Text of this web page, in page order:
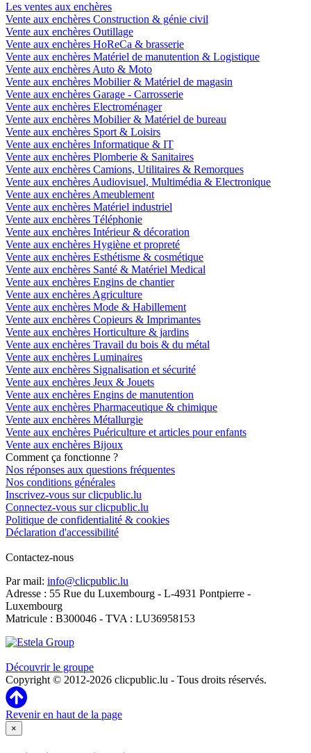
Les ventes aux enchères
Vente aux enchères Construction & génie civil
Vente aux enchères Outillage
Vente aux enchères HoReCa & brasserie
Vente aux enchères Matériel de manutention & Logistique
Vente aux enchères Auto & Moto
Vente aux enchères Mobilier & Matériel de magasin
Vente aux enchères Garage - Carrosserie
Vente aux enchères Electroménager
Vente aux enchères Mobilier & Matériel de bureau
Vente aux enchères Sport & Loisirs
Vente aux enchères Informatique & IT
Vente aux enchères Plomberie & Sanitaires
Vente aux enchères Camions, Utilitaires & Remorques
Vente aux enchères Audiovisuel, Multimédia & Electronique
Vente aux enchères Ameublement
Vente aux enchères Matériel industriel
Vente aux enchères Téléphonie
Vente aux enchères Intérieur & décoration
Vente aux enchères Hygiène et propreté
Vente aux enchères Esthétisme & cosmétique
Vente aux enchères Santé & Matériel Medical
Vente aux enchères Engins de chantier
Vente aux enchères Agriculture
Vente aux enchères Mode & Habillement
Vente aux enchères Copieurs & Imprimantes
Vente aux enchères Horticulture & jardins
Vente aux enchères Travail du bois & du métal
Vente aux enchères Luminaires
Vente aux enchères Signalisation et sécurité
Vente aux enchères Jeux & Jouets
Vente aux enchères Engins de manutention
Vente aux enchères Pharmaceutique & chimique
Vente aux enchères Métallurgie
Vente aux enchères Puériculture et articles pour enfants
Vente aux enchères Bijoux
Comment ça fonctionne ?
Nos réponses aux questions fréquentes
Nos conditions générales
Inscrivez-vous sur clicpublic.lu
Connectez-vous sur clicpublic.lu
Politique de confidentialité & cookies
Déclaration d'accessibilité
Contactez-nous
Par mail: info@clicpublic.lu
Adresse : 55 Rue du Luxembourg - L-4931 Pontpierre -
Luxembourg
Matricule : B300046 - TVA : LU36958153
Découvrir le groupe
Copyright © 2012-2026 clicpublic.lu - Tous droits réservés.
Revenir en haut de la page
×